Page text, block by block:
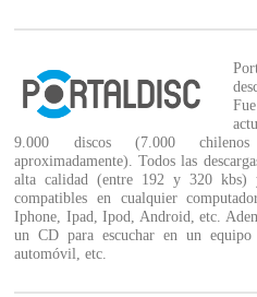
9.000 discos (7.000
aproximadamente). Todos las
alta calidad (entre 192 y 320 kbs)
compatibles en cualquier
Iphone, Ipad, Ipod, Android, etc.
un CD para escuchar en un
automóvil, etc.